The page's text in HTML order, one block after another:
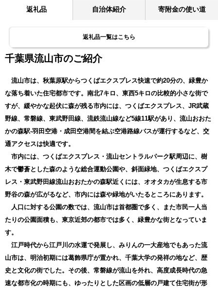
返礼品 自治体紹介 寄附金の使い道
返礼品一覧はこちら
千葉県流山市のご紹介
流山市は、秋葉原駅からつくばエクスプレス快速で約20分の、緑豊か
な落ち着いた住宅都市です。南北7キロ、東西5キロの比較的小さな街で
すが、緩やかな起伏に森が残る市内には、つくばエクスプレス、JR武蔵
野線、常磐線、東武野田線、流鉄流山線など5線11駅があり、流山おおた
かの森駅-羽田空港・成田空港間を結ぶ空港路線バスが運行するなど、交
通アクセスは快適です。
市内には、つくばエクスプレス・流山セントラルパーク駅周辺に、樹
木で鬱蒼とした森のような総合運動公園や、斜面緑地、つくばエクスプ
レス・東武野田線流山おおたかの森駅近くには、オオタカが生息する市
野谷の森が広がるなど、市内には森や緑地がいたるところにあります。
人口に対する公園の数では、流山市は首都圏で多く、また市民一人当
たりの公園面積も、東京近郊の都市では多く、緑豊かな街となっていま
す。
江戸時代から江戸川の水運で発展し、みりんの一大産地でもあった流
山市は、明治初期には葛飾県庁が置かれ、千葉大学の発祥の地など、歴
史と文化の街でした。その後、常磐線が流山を外れ、高度成長時代の急
速な都市化の時期にも、ゆったりとした区画の低層の戸建て住宅街が形